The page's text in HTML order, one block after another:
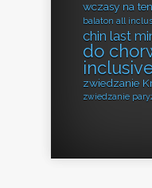
wczasy na
balaton all
chin last
do
zwiedzanie
zwiedzanie